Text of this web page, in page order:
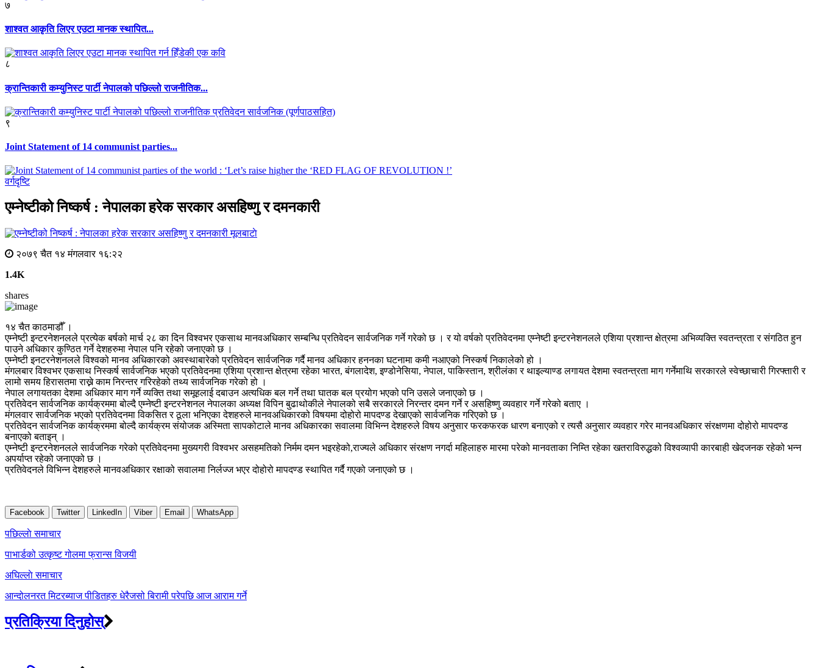
७
शाश्वत आकृति लिएर एउटा मानक स्थापित...
८
क्रान्तिकारी कम्युनिस्ट पार्टी नेपालको पछिल्लो राजनीतिक...
९
Joint Statement of 14 communist parties...
वर्गदृष्टि
एम्नेष्टीको निष्कर्ष : नेपालका हरेक सरकार असहिष्णु र दमनकारी
मूलबाटाे
२०७९ चैत १४ मंगलवार १६:२२
1.4K
shares
१४ चैत काठमाडौँ ।
एम्नेष्टी इन्टरनेशनलले प्रत्येक बर्षको मार्च २८ का दिन विश्वभर एकसाथ मानवअधिकार सम्बन्धि प्रतिवेदन सार्वजनिक गर्ने गरेको छ । र यो वर्षको प्रतिवेदनमा एम्नेष्टी इन्टरनेशनलले एशिया प्रशान्त क्षेत्रमा अभिव्यक्ति स्वतन्त्रता र संगठित हुन
पाउने अधिकार कुण्ठित गर्ने देशहरुमा नेपाल पनि रहेको जनाएको छ ।
एम्नेष्टी इनटरनेशनलले विश्वको मानव अधिकारको अवस्थाबारेको प्रतिवेदन सार्वजनिक गर्दै मानव अधिकार हननका घटनामा कमी नआएको निस्कर्ष निकालेको हो ।
मंगलबार विश्वभर एकसाथ निस्कर्ष सार्वजनिक भएको प्रतिवेदनमा एशिया प्रशान्त क्षेत्रमा रहेका भारत, बंगलादेश, इण्डोनेसिया, नेपाल, पाकिस्तान, श्रीलंका र थाइल्याण्ड लगायत देशमा स्वतन्त्रता माग गर्नेमाथि सरकारले स्वेच्छाचारी गिरफ्तारी र
लामो समय हिरासतमा राख्ने काम निरन्तर गरिरहेको तथ्य सार्वजनिक गरेको हो ।
नेपाल लगायतका देशमा अधिकार माग गर्ने व्यक्ति तथा समूहलाई दबाउन अत्यधिक बल गर्ने तथा घातक बल प्रयोग भएको पनि उसले जनाएको छ ।
प्रतिवेदन सार्वजनिक कार्यक्रममा बोल्दै एम्नेष्टी इन्टरनेशनल नेपालका अध्यक्ष विपिन बुढाथोकीले नेपालको सबै सरकारले निरन्तर दमन गर्ने र असहिष्णु व्यवहार गर्ने गरेको बताए ।
मंगलवार सार्वजनिक भएको प्रतिवेदनमा विकसित र ठूला भनिएका देशहरुले मानवअधिकारको विषयमा दोहोरो मापदण्ड देखाएको सार्वजनिक गरिएको छ ।
प्रतिवेदन सार्वजनिक कार्यक्रममा बोल्दै कार्यक्रम संयोजक अस्मिता सापकोटाले मानव अधिकारका सवालमा विभिन्न देशहरुले विषय अनुसार फरकफरक धारण बनाएको र त्यसै अनुसार व्यवहार गरेर मानवअधिकार संरक्षणमा दोहोरो मापदण्ड
बनाएको बताइन् ।
एम्नेष्टी इन्टरनेशनलले सार्वजनिक गरेको प्रतिवेदनमा मुख्यगरी विश्वभर असहमतिको निर्मम दमन भइरहेको,राज्यले अधिकार संरक्षण नगर्दा महिलाहरु मारमा परेको मानवताका निम्ति रहेका खतराविरुद्धको विश्वव्यापी कारबाही खेदजनक रहेको भन्न
अपर्याप्त रहेको जनाएको छ ।
प्रतिवेदनले विभिन्न देशहरुले मानवअधिकार रक्षाको सवालमा निर्लज्ज भएर दोहोरो मापदण्ड स्थापित गर्दै गएको जनाएको छ ।
Facebook Twitter LinkedIn Viber Email WhatsApp
Post
navigation
पछिल्लाे समाचार
पाभार्डको उत्कृष्ट गोलमा फ्रान्स विजयी
अघिल्लाे समाचार
आन्दोलनरत मिटरब्याज पीडितहरु धेरैजसो बिरामी परेपछि आज आराम गर्ने
प्रतिक्रिया दिनुहोस्